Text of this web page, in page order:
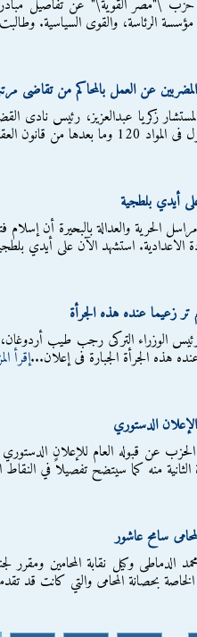
\"مصر القوية\" عن تفاصيل مبادرته
الرئاسة، والقوى السياسية. وطالبت
عن العمل بالمحاكم من تقاضى
زكريا عبدالعزيز، رئيس نادى
بعدها من قانون العقوبات، التى تجرم...
أيدي بلطجية
الاعدادية. استشهد الآن على أيدي
زعيما عنده هذه الجرأة
الوزراء التركى رجب طيب
هذه الجرأة الجبارة فى إعلان...إقرأ
الدستوري
الثانية منه كما سيتضح تفصيلاً في النقاط
سامح عاشور
الدماطى وكيل نقابة المحامين ومقرر
الخاصة بحصانة المحامى والتي كانت قد